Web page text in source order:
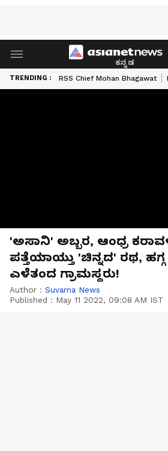
ಕನ್ನಡ
TRENDING : RSS Chief Mohan Bhagawat
'ಅಸಾನಿ' ಅಬ್ಬರ, ಆಂಧ್ರ
ಪತ್ತೆಯಾಯ್ತು 'ಚಿನ್ನದ' ರಥ, ಹಗ್ಗ
ಎಳೆತಂದ ಗ್ರಾಮಸ್ಥರು!
Author : Suvarna News
Published : May 11 2022, 09:08 AM IST